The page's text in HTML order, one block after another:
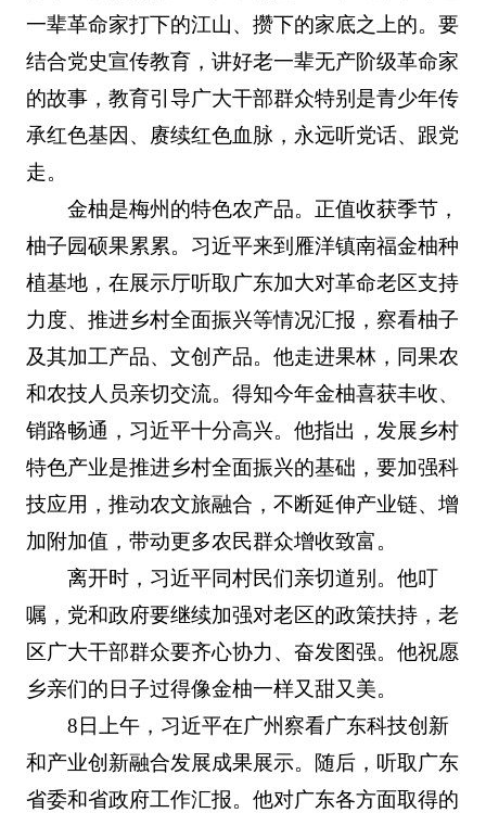
一辈革命家打下的江山、攒下的家底之上的。要
结合党史宣传教育，讲好老一辈无产阶级革命家
的故事，教育引导广大干部群众特别是青少年传
承红色基因、赓续红色血脉，永远听党话、跟党
走。
金柚是梅州的特色农产品。正值收获季节，
柚子园硕果累累。习近平来到雁洋镇南福金柚种
植基地，在展示厅听取广东加大对革命老区支持
力度、推进乡村全面振兴等情况汇报，察看柚子
及其加工产品、文创产品。他走进果林，同果农
和农技人员亲切交流。得知今年金柚喜获丰收、
销路畅通，习近平十分高兴。他指出，发展乡村
特色产业是推进乡村全面振兴的基础，要加强科
技应用，推动农文旅融合，不断延伸产业链、增
加附加值，带动更多农民群众增收致富。
离开时，习近平同村民们亲切道别。他叮
嘱，党和政府要继续加强对老区的政策扶持，老
区广大干部群众要齐心协力、奋发图强。他祝愿
乡亲们的日子过得像金柚一样又甜又美。
8日上午，习近平在广州察看广东科技创新
和产业创新融合发展成果展示。随后，听取广东
省委和省政府工作汇报。他对广东各方面取得的